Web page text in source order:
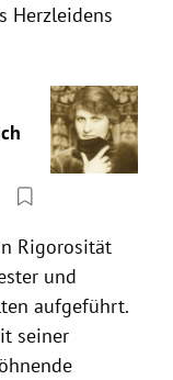
Herzleidens
Rigorosität
und
aufgeführt.
seiner